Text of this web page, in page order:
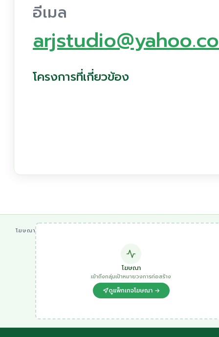
อีเมล
โครงการที่เกี่ยวข้อง
โฆษณา
โฆษณา
เข้าถึงกลุ่มเป้าหมายวงการก่อสร้าง
ดูแพ็กเกจโฆษณา →